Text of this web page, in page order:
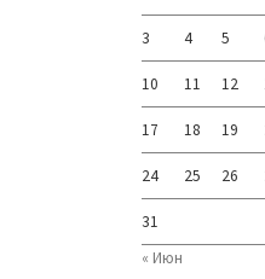
3 4 5
10 11 12
17 18 19
24 25 26
31
« Июн